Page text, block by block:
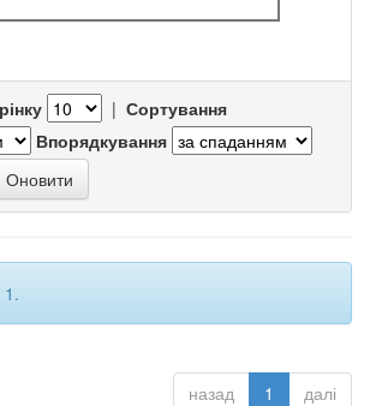
| Сортування
Впорядкування
1.
назад 1 далі